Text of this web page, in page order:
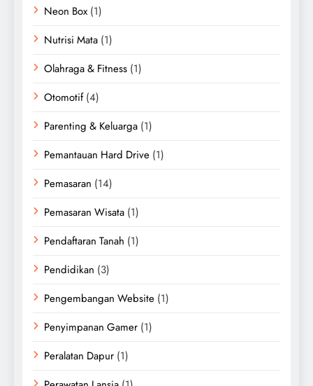
Neon Box (1)
Nutrisi Mata (1)
Olahraga & Fitness (1)
Otomotif(4)
Parenting & Keluarga (1)
Pemantauan Hard Drive (1)
Pemasaran (14)
Pemasaran Wisata (1)
Pendaftaran Tanah (1)
Pendidikan (3)
Pengembangan Website (1)
Penyimpanan Gamer (1)
Peralatan Dapur (1)